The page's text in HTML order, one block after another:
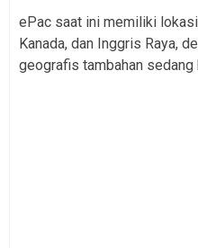
ePac saat ini memiliki
Kanada, dan Inggris Raya,
geografis tambahan sedang